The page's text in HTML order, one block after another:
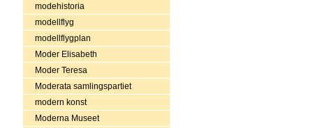
modehistoria
modellflyg
modellflygplan
Moder Elisabeth
Moder Teresa
Moderata samlingspartiet
modern konst
Moderna Museet